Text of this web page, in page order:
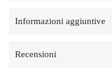
Informazioni aggiuntive
Recensioni